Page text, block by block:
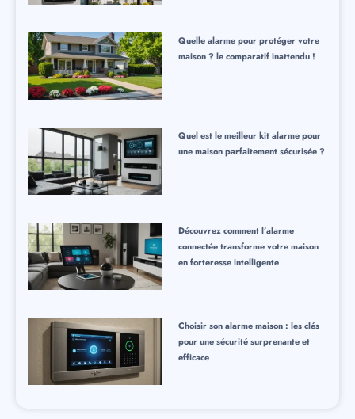
Quelle alarme pour protéger votre
maison ? le comparatif inattendu !
Quel est le meilleur kit alarme pour
une maison parfaitement sécurisée ?
Découvrez comment l’alarme
connectée transforme votre maison
en forteresse intelligente
Choisir son alarme maison : les clés
pour une sécurité surprenante et
efficace